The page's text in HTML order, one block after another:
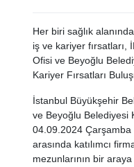
Her biri sağlık
iş ve kariyer fırsatları,
Ofisi ve Beyoğlu
Kariyer Fırsatları
İstanbul Büyükşehir
ve Beyoğlu Belediyesi
04.09.2024
arasında katılımcı
mezunlarının bir